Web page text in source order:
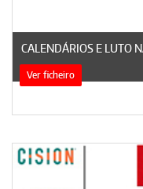
CALENDÁRIOS E LUTO
Ver ficheiro